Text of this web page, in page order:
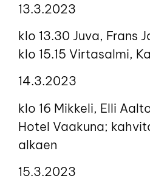
13.3.2023
klo 13.30 Juva, Frans
klo 15.15 Virtasalmi,
14.3.2023
klo 16 Mikkeli, Elli
Hotel Vaakuna;
alkaen
15.3.2023